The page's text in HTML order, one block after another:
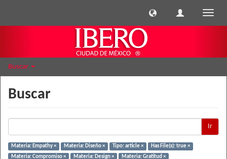
Buscar
Buscar
Ir
Materia: Empathy × Materia: Diseño × Tipo: article ×
Has File(s): true ×
Materia: Compromiso ×
Materia: Design ×
Materia: Gratitud ×